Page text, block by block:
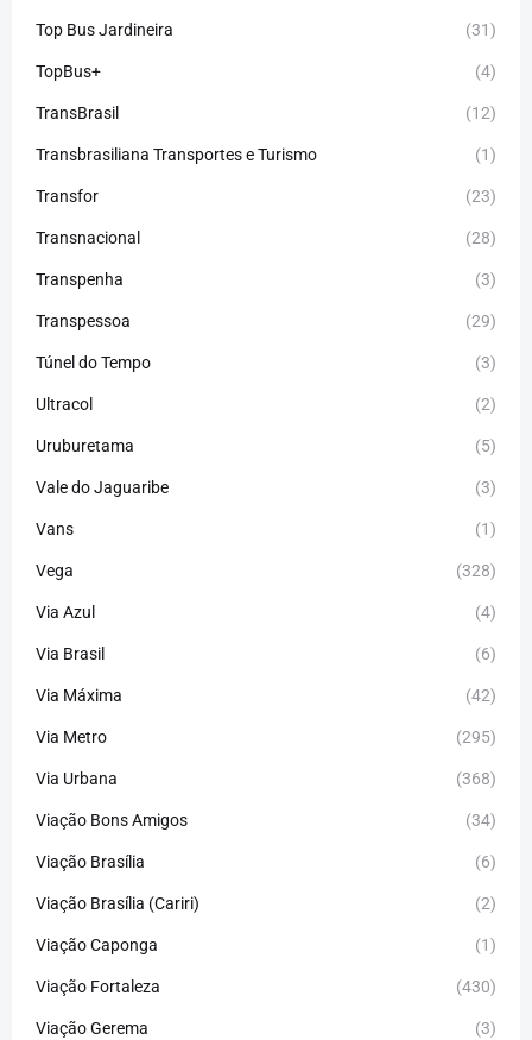
Top Bus Jardineira (31)
TopBus+ (4)
TransBrasil (12)
Transbrasiliana Transportes e Turismo (1)
Transfor (23)
Transnacional (28)
Transpenha (3)
Transpessoa (29)
Túnel do Tempo (3)
Ultracol (2)
Uruburetama (5)
Vale do Jaguaribe (3)
Vans (1)
Vega (328)
Via Azul (4)
Via Brasil (6)
Via Máxima (42)
Via Metro (295)
Via Urbana (368)
Viação Bons Amigos (34)
Viação Brasília (6)
Viação Brasília (Cariri) (2)
Viação Caponga (1)
Viação Fortaleza (430)
Viação Gerema (3)